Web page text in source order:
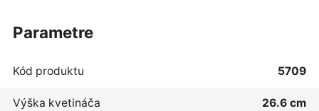
parametre
Kód produktu 5709
Výška kvetináča 26.6 cm